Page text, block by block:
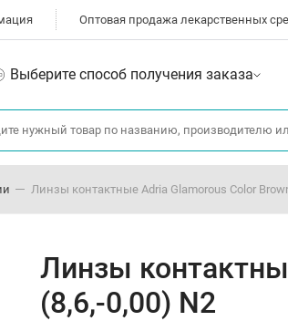
Оптовая продажа лекарственных
Выберите способ получения заказа
Линзы контактные Adria Glamorous Color
Линзы
(8,6,-0,00) N2